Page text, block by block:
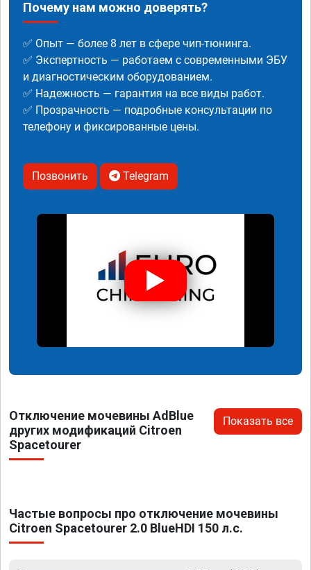
Почему нам можно доверять?
✅ Опыт — более 8 лет в сфере чип-тюнинга.
✅ Экспертность — работаем с современными ЭБУ
и диагностическим оборудованием.
✅ Надежность — гарантия на все виды работ.
✅ Прозрачность — подробные консультации по
телефону и фиксированные цены.
Позвонить Telegram
Отключение мочевины AdBlue
других модификаций Citroen
Spacetourer
Показать все
Частые вопросы про отключение мочевины
Citroen Spacetourer 2.0 BlueHDI 150 л.с.